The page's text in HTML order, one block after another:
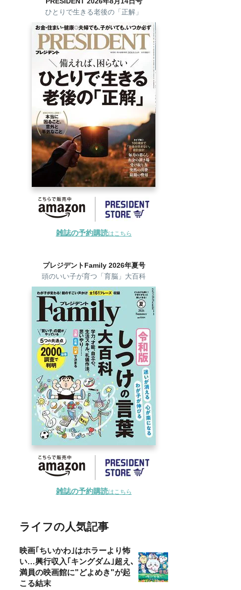
ひとりで生きる老後の「正解」
雑誌の予約購読はこちら
プレジデントFamily 2026年夏号
頭のいい子が育つ「育脳」大百科
雑誌の予約購読はこちら
ライフの人気記事
映画｢ちいかわ｣はホラーより怖
い…興行収入｢キングダム｣超え､
満員の映画館に"どよめき"が起
こる結末